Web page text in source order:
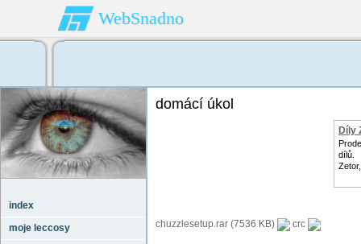
WebSnadno
index
moje leccosy
domácí úkol
Díly
dílů.
chuzzlesetup.rar (7536 KB) crc